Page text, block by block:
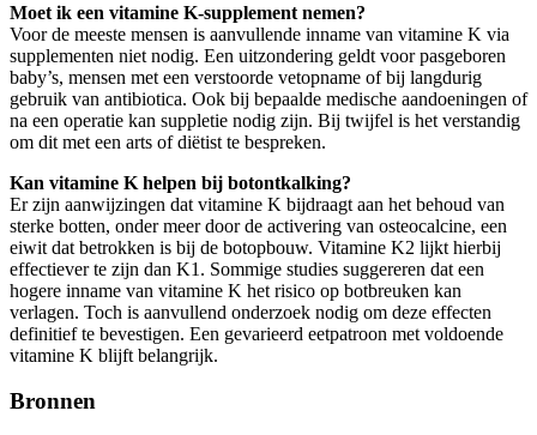
Moet ik een vitamine K-supplement nemen?
Voor de meeste mensen is aanvullende inname van vitamine K via
supplementen niet nodig. Een uitzondering geldt voor pasgeboren
baby’s, mensen met een verstoorde vetopname of bij langdurig
gebruik van antibiotica. Ook bij bepaalde medische aandoeningen of
na een operatie kan suppletie nodig zijn. Bij twijfel is het verstandig
om dit met een arts of diëtist te bespreken.
Kan vitamine K helpen bij botontkalking?
Er zijn aanwijzingen dat vitamine K bijdraagt aan het behoud van
sterke botten, onder meer door de activering van osteocalcine, een
eiwit dat betrokken is bij de botopbouw. Vitamine K2 lijkt hierbij
effectiever te zijn dan K1. Sommige studies suggereren dat een
hogere inname van vitamine K het risico op botbreuken kan
verlagen. Toch is aanvullend onderzoek nodig om deze effecten
definitief te bevestigen. Een gevarieerd eetpatroon met voldoende
vitamine K blijft belangrijk.
Bronnen